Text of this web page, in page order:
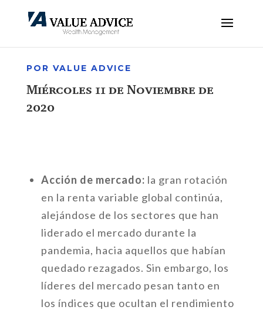
POR VALUE ADVICE
Miércoles 11 de Noviembre de
2020
Acción de mercado: la gran rotación
en la renta variable global continúa,
alejándose de los sectores que han
liderado el mercado durante la
pandemia, hacia aquellos que habían
quedado rezagados. Sin embargo, los
líderes del mercado pesan tanto en
los índices que ocultan el rendimiento